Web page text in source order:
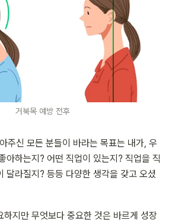
거북목 예방 전후
주신 모든 분들이 바라는 목표는 내가, 우
아하는지? 어떤 직업이 있는지? 직업을 직
달라질지? 등등 다양한 생각을 갖고 오셨
하지만 무엇보다 중요한 것은 바르게 성장